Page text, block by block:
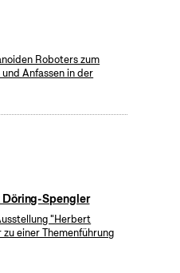
Roboters zum
Anfassen in der
Spengler
"Herbert
einer Themenführung